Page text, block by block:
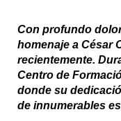
Con profundo
homenaje a César
recientemente.
Centro de
donde su
de innumerables